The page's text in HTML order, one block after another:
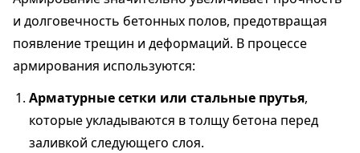
и долговечность бетонных полов, предотвращая
появление трещин и деформаций. В процессе
армирования используются:
Арматурные сетки или стальные прутья,
которые укладываются в толщу бетона перед
заливкой следующего слоя.